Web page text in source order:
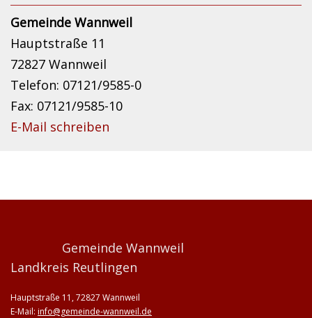
Gemeinde Wannweil
Hauptstraße 11
72827 Wannweil
Telefon: 07121/9585-0
Fax: 07121/9585-10
E-Mail schreiben
Gemeinde Wannweil
Landkreis Reutlingen
Hauptstraße 11, 72827 Wannweil
E-Mail: info@gemeinde-wannweil.de